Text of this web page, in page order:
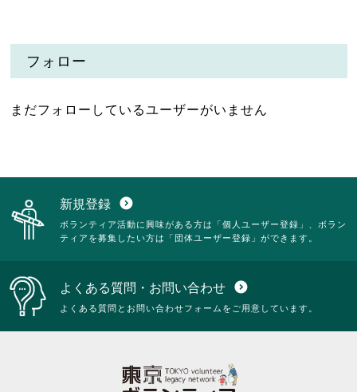
フォロー
まだフォローしているユーザーがいません
新規登録 expand_circle_down
ボランティア活動に興味がある方は「個人ユーザー登録」、ボラン
ティアを募集したい方は「団体ユーザー登録」ができます。
よくある質問・お問い合わせ expand_circle_down
よくある質問とお問い合わせフォームをご用意しています。